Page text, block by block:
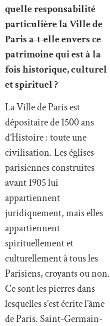
quelle responsabilité
particulière la Ville de
Paris a-t-elle envers ce
patrimoine qui est à la
fois historique, culturel
et spirituel ?
La Ville de Paris est
dépositaire de 1500 ans
d’Histoire : toute une
civilisation. Les églises
parisiennes construites
avant 1905 lui
appartiennent
juridiquement, mais elles
appartiennent
spirituellement et
culturellement à tous les
Parisiens, croyants ou non.
Ce sont les pierres dans
lesquelles s’est écrite l’âme
de Paris. Saint-Germain-